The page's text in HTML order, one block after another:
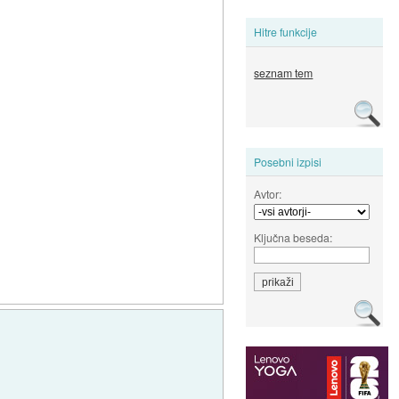
Hitre funkcije
seznam tem
Posebni izpisi
Avtor:
Ključna beseda: